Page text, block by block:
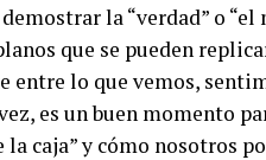
la “verdad” o
que se pueden
entre lo que vemos,
es un buen momento
caja” y cómo nosotros